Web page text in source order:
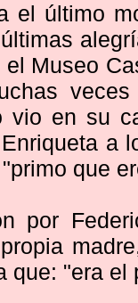
el último
Museo
vio en su
a
que
por
que: "era